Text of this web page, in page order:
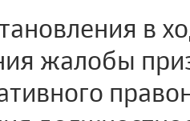
в
жалобы